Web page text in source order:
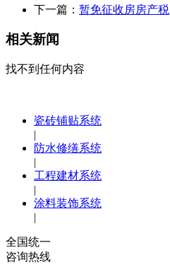
下一篇： 暂免征收房房产税
相关新闻
找不到任何内容
瓷砖铺贴系统
|
防水修缮系统
|
工程建材系统
|
涂料装饰系统
|
全国统一
咨询热线